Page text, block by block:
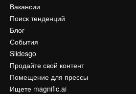
Вакансии
Поиск тенденций
Блог
События
Slidesgo
Продайте свой контент
Помещение для прессы
Ищете magnific.ai